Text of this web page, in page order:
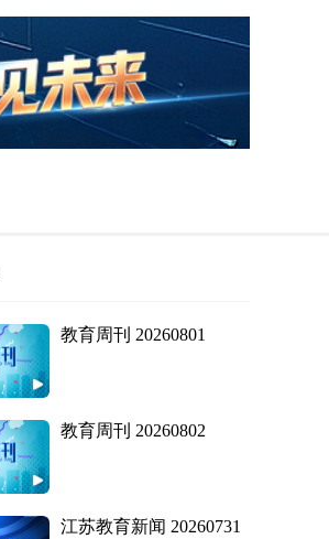
教育周刊 20260801
教育周刊 20260802
江苏教育新闻 20260731